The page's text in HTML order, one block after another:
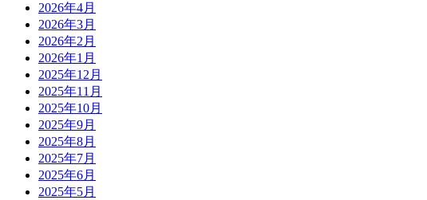
2026年4月
2026年3月
2026年2月
2026年1月
2025年12月
2025年11月
2025年10月
2025年9月
2025年8月
2025年7月
2025年6月
2025年5月